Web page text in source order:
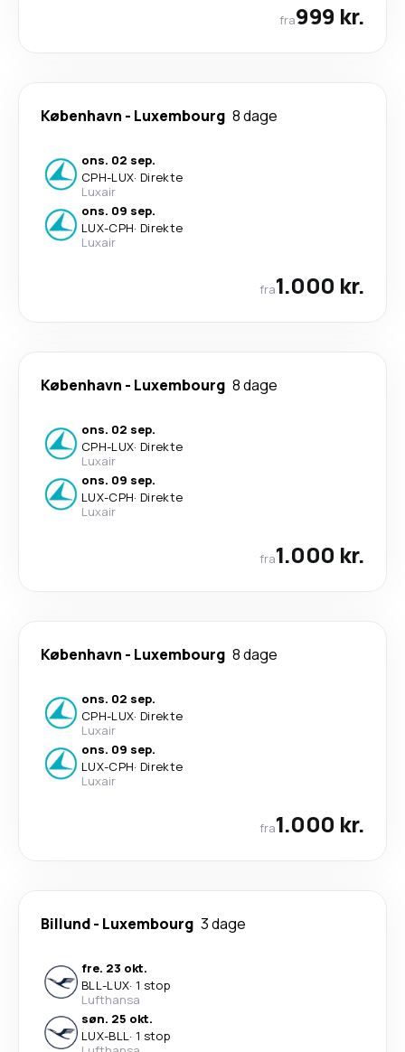
fra999 kr.
København - Luxembourg 8 dage
ons. 02 sep.
CPH-LUX· Direkte
Luxair
ons. 09 sep.
LUX-CPH· Direkte
Luxair
fra1.000 kr.
København - Luxembourg 8 dage
ons. 02 sep.
CPH-LUX· Direkte
Luxair
ons. 09 sep.
LUX-CPH· Direkte
Luxair
fra1.000 kr.
København - Luxembourg 8 dage
ons. 02 sep.
CPH-LUX· Direkte
Luxair
ons. 09 sep.
LUX-CPH· Direkte
Luxair
fra1.000 kr.
Billund- Luxembourg 3 dage
fre. 23 okt.
BLL-LUX· 1 stop
Lufthansa
søn. 25 okt.
LUX-BLL· 1 stop